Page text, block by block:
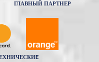
ГЛАВНЫЙ ПАРТНЕР